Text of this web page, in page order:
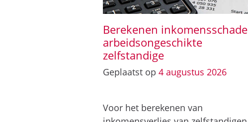
Berekenen inkomensschade
arbeidsongeschikte
zelfstandige
Geplaatst op 4 augustus 2026
Voor het berekenen van